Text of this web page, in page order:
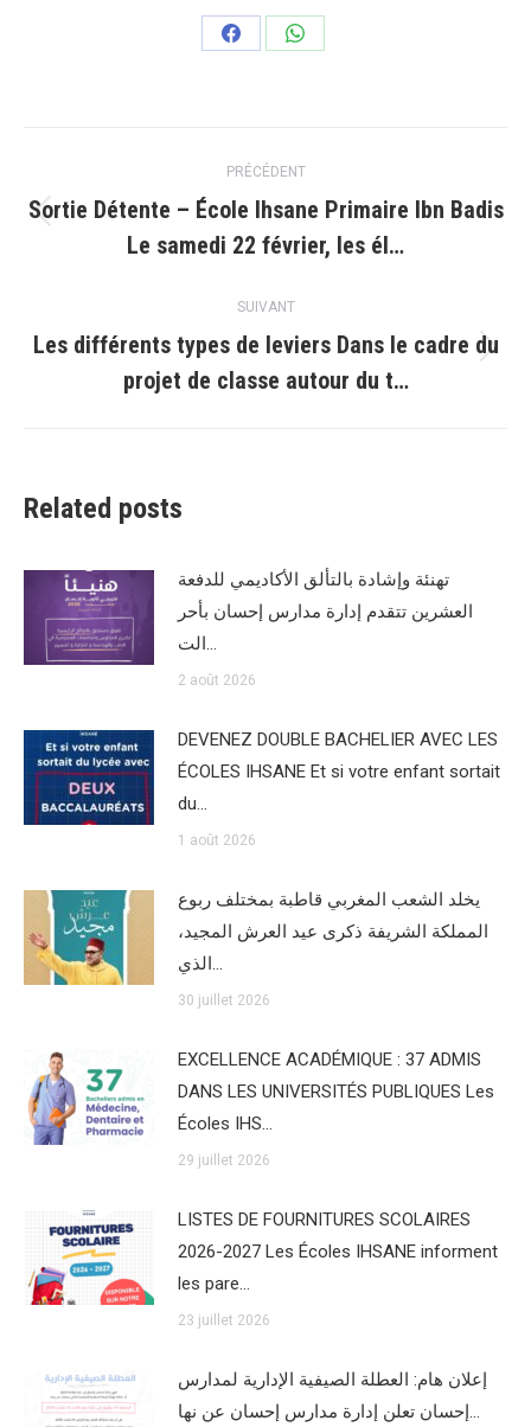
PartagerPartager
article
PRÉCÉDENT
Article
précédent
Sortie Détente – École Ihsane Primaire Ibn Badis
Le samedi 22 février, les él…
SUIVANT
Article
suivant
Les différents types de leviers Dans le cadre du
projet de classe autour du t…
Related posts
تهنئة وإشادة بالتألق الأكاديمي للدفعة
العشرين تتقدم إدارة مدارس إحسان بأحر
الت…
2 août 2026
DEVENEZ DOUBLE BACHELIER AVEC LES
ÉCOLES IHSANE Et si votre enfant sortait
du…
1 août 2026
يخلد الشعب المغربي قاطبة بمختلف ربوع
المملكة الشريفة ذكرى عيد العرش المجيد،
الذي…
30 juillet 2026
EXCELLENCE ACADÉMIQUE : 37 ADMIS
DANS LES UNIVERSITÉS PUBLIQUES Les
Écoles IHS…
29 juillet 2026
LISTES DE FOURNITURES SCOLAIRES
2026-2027 Les Écoles IHSANE informent
les pare…
23 juillet 2026
إعلان هام: العطلة الصيفية الإدارية لمدارس
إحسان تعلن إدارة مدارس إحسان عن نها…